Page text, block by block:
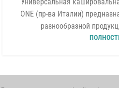
ONE (пр-ва Италии)
разнообразной